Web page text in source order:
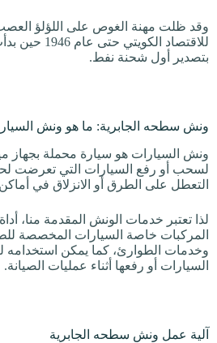
وقد ظلت مهنة الغوص على اللؤلؤ
للاقتصاد
بتصدير أول شحنة نفط.
ونش سطحه الجابرية: ما هو ونش
ونش السيارات هو سيارة محملة بجهاز
لسحب أو رفع السيارات التي تعرضت
التعطل على الطرق أو الانزلاق في
لذا تعتبر خدمات الونش المقدمة منا،
المركبات خاصة السيارات المخصصة
وخدمات الطوارئ، كما يمكن استخدامه
السيارات أو رفعها أثناء عمليات الصيانة.
آلية عمل ونش سطحه الجابرية